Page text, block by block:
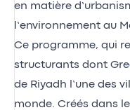
en matière
l’environnement au
Ce programme, qui
structurants dont
de Riyadh l’une des
monde. Créés dans